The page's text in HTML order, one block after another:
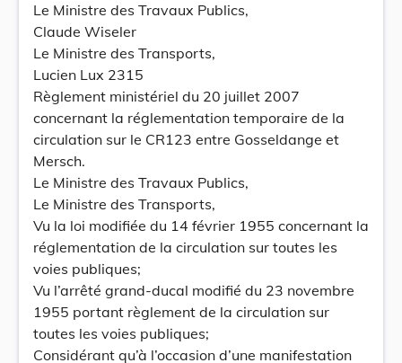
Le Ministre des Travaux Publics,
Claude Wiseler
Le Ministre des Transports,
Lucien Lux 2315
Règlement ministériel du 20 juillet 2007
concernant la réglementation temporaire de la
circulation sur le CR123 entre Gosseldange et
Mersch.
Le Ministre des Travaux Publics,
Le Ministre des Transports,
Vu la loi modifiée du 14 février 1955 concernant la
réglementation de la circulation sur toutes les
voies publiques;
Vu l’arrêté grand-ducal modifié du 23 novembre
1955 portant règlement de la circulation sur
toutes les voies publiques;
Considérant qu’à l’occasion d’une manifestation